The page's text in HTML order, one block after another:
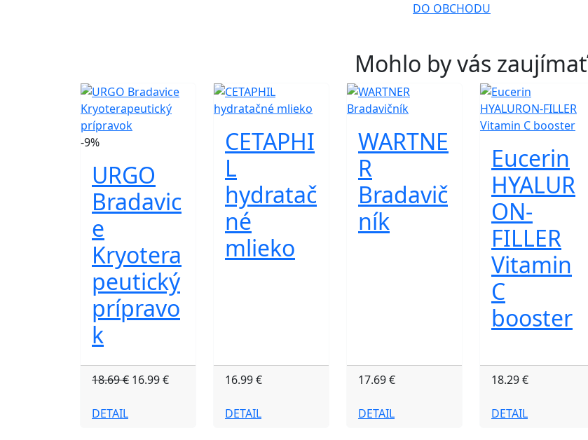
DO OBCHODU
Mohlo by vás zaujímať
-9%
URGO
Bradavic
e
Kryotera
peutický
prípravo
k
18.69 € 16.99 €
DETAIL
CETAPHI
L
hydratač
né
mlieko
16.99 €
DETAIL
WARTNE
R
Bradavič
ník
17.69 €
DETAIL
Eucerin
HYALUR
ON-
FILLER
Vitamin
C
booster
18.29 €
DETAIL